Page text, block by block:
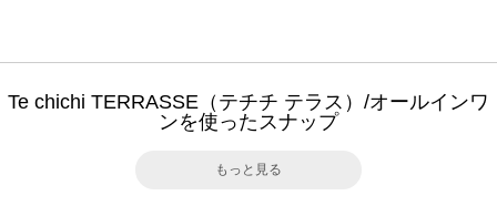
Te chichi TERRASSE（テチチ テラス）/オールインワ
ンを使ったスナップ
もっと見る